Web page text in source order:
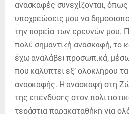
ανασκαφές συνεχίζονται, όπως
υποχρεώσεις μου να
την πορεία των ερευνών μου.
πολύ σημαντική ανασκαφή, το
έχω αναλάβει προσωπικά,
που καλύπτει εξ’ ολοκλήρου
ανασκαφής. Η ανασκαφή στη
της επένδυσης στον
τεράστια παρακαταθήκη για